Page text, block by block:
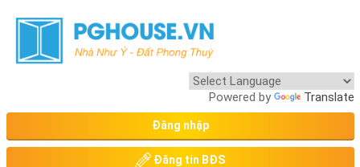
Powered by Translate
Đăng nhập
Đăng tin BĐS